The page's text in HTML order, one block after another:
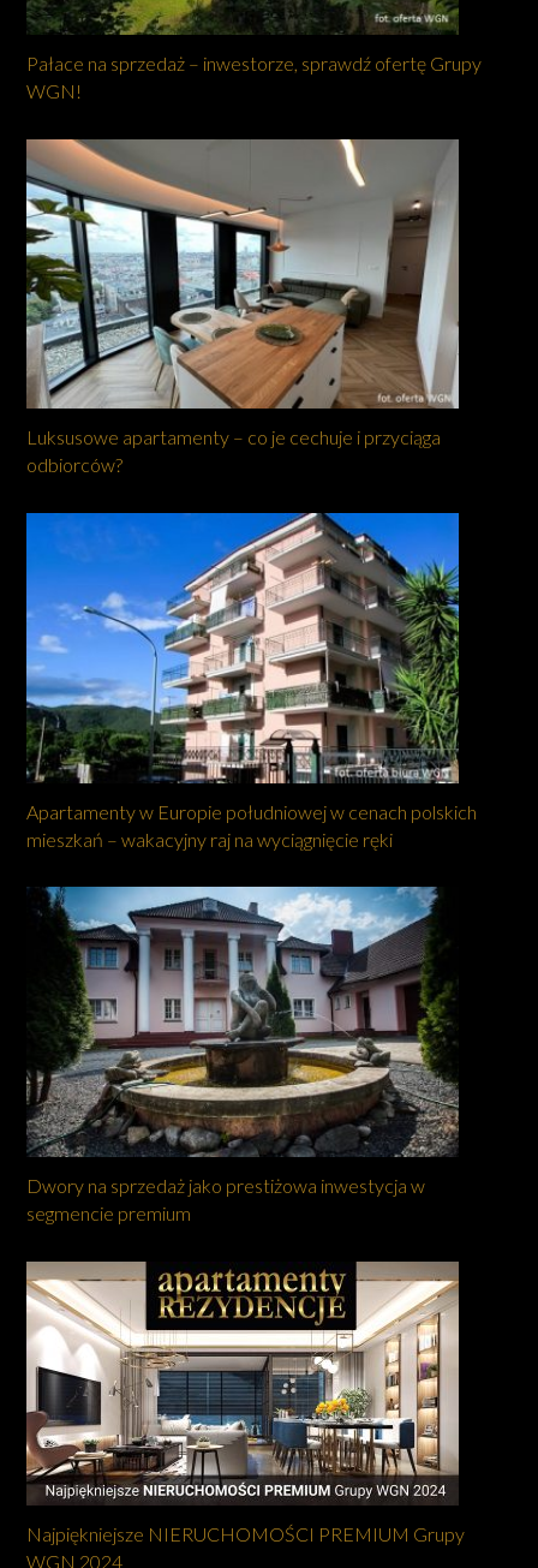
Pałace na sprzedaż – inwestorze, sprawdź ofertę Grupy
WGN!
Luksusowe apartamenty – co je cechuje i przyciąga
odbiorców?
Apartamenty w Europie południowej w cenach polskich
mieszkań – wakacyjny raj na wyciągnięcie ręki
Dwory na sprzedaż jako prestiżowa inwestycja w
segmencie premium
Najpiękniejsze NIERUCHOMOŚCI PREMIUM Grupy
WGN 2024